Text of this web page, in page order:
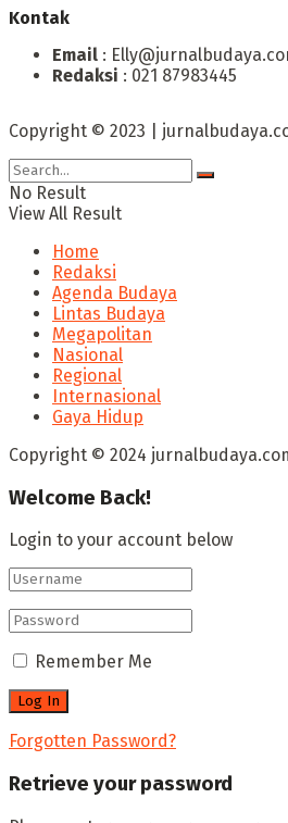
Kontak
Email :
Redaksi : 021 87983445
Copyright © 2023 |
No Result
View All Result
Home
Redaksi
Agenda Budaya
Lintas Budaya
Megapolitan
Nasional
Regional
Internasional
Gaya Hidup
Copyright © 2024
Welcome Back!
Login to your account below
Remember Me
Forgotten Password?
Retrieve your password